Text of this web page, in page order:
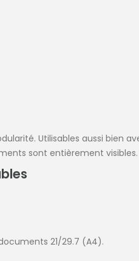
Utilisables aussi bien
sont entièrement
21/29.7 (A4).